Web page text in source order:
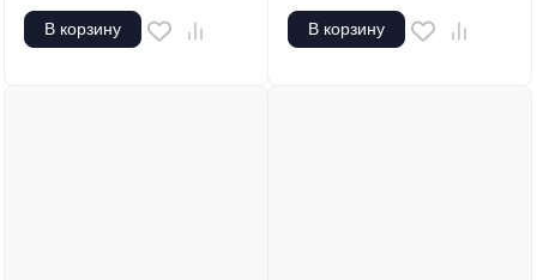
В корзину В корзину